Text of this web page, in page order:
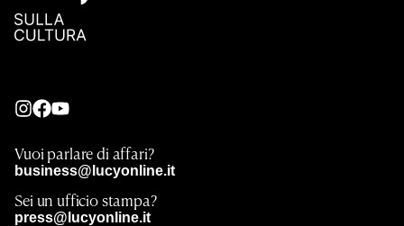
Vuoi parlare di affari?
business@lucyonline.it
Sei un ufficio stampa?
press@lucyonline.it